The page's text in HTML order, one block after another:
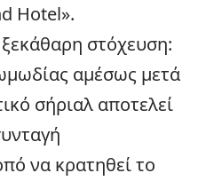
Hotel».
στόχευση:
αμέσως μετά
σήριαλ αποτελεί
να κρατηθεί το